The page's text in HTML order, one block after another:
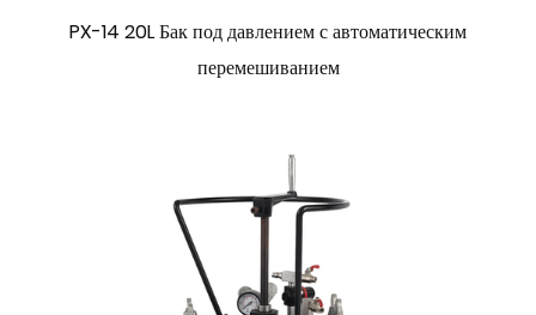
PX-14 20L Бак под давлением с автоматическим
перемешиванием